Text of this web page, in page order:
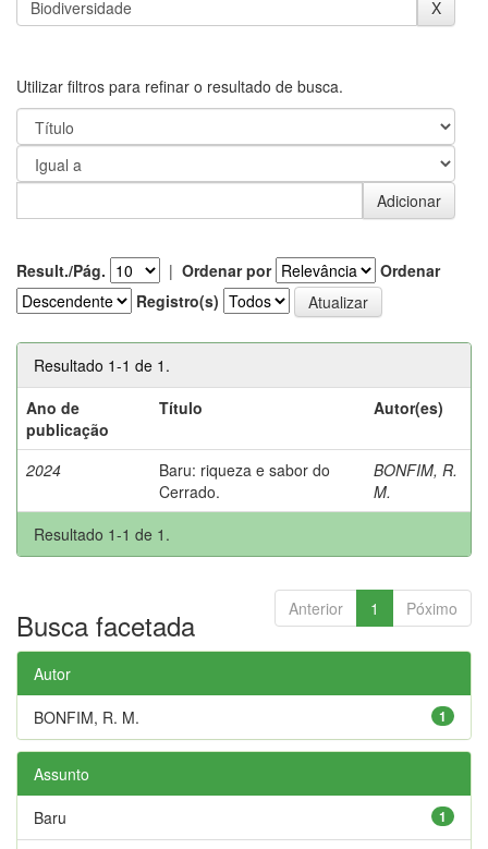
Utilizar filtros para refinar o resultado de busca.
Result./Pág. | Ordenar por
Ordenar
Registro(s)
Resultado 1-1 de 1.
Ano de
publicação
Título Autor(es)
2024
Baru: riqueza e sabor do
Cerrado.
BONFIM, R.
M.
Resultado 1-1 de 1.
Anterior 1 Póximo
Busca facetada
Autor
1
BONFIM, R. M.
Assunto
1
Baru